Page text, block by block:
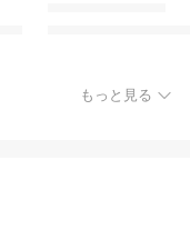
もっと見る